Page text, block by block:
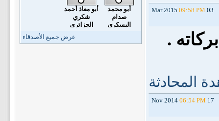
03 Mar 2015
09:58 PM
.
المحادثة
17 Nov 2014
06:54 PM
أبو محمد
صدام
البسكري
أبو معاذ أحمد
شكري
الجزائري
عرض جميع الأصدقاء